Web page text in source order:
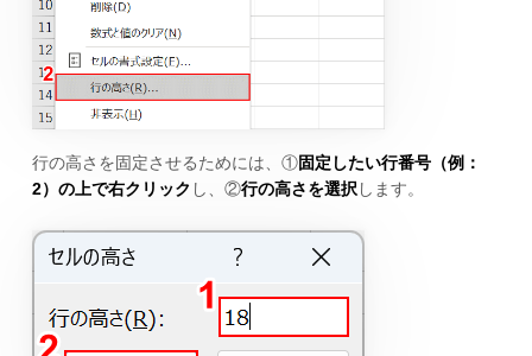
行の高さを固定させるためには、①固定したい行番号（例：
2）の上で右クリック し、②行の高さを選択します。